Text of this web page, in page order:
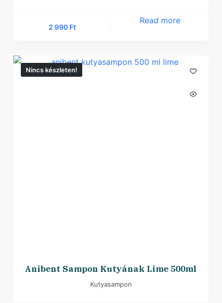
2 990 Ft
Read more
Nincs készleten!
Anibent Sampon Kutyának Lime 500ml
Kutyasampon